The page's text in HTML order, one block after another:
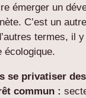
émerger un
C’est un
termes, il
écologique.
se privatiser
commun :